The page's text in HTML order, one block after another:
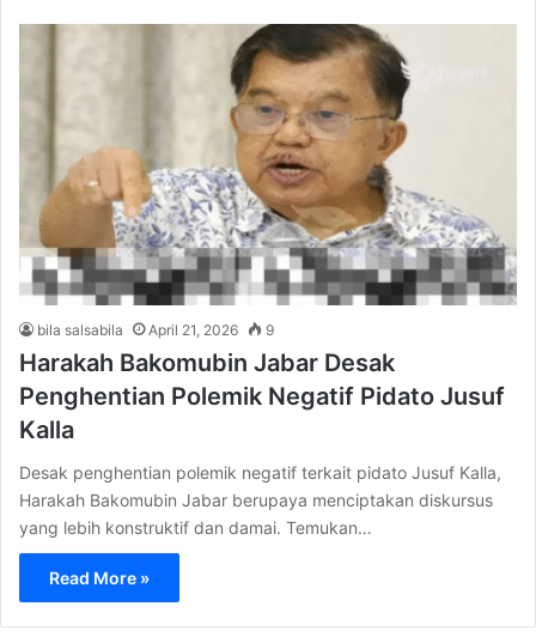
bila salsabila April 21, 2026 9
Harakah Bakomubin Jabar Desak
Penghentian Polemik Negatif Pidato Jusuf
Kalla
Desak penghentian polemik negatif terkait pidato Jusuf Kalla,
Harakah Bakomubin Jabar berupaya menciptakan diskursus
yang lebih konstruktif dan damai. Temukan…
Read More »